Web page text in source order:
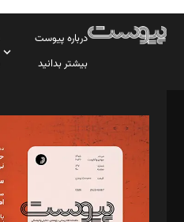
درباره پیوست
بیشتر بدانید
مدیر مسئول: محمدباقر اثنی‌عشری
سردبیر: مهرک محمودی
دبیر تحریریه: میثم قاسمی
د‌بیر ناداستان: سمانه سمیع
د‌بیر خدمت و تجارت: ابوالفضل رجبی